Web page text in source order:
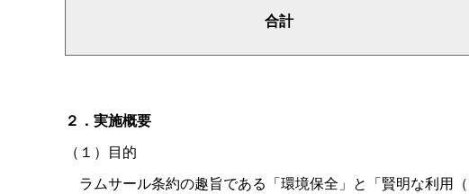
合計
２．実施概要
（１）目的
ラムサール条約の趣旨である「環境保全」と「賢明な利用